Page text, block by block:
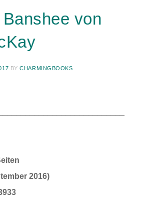
von
BYCHARMINGBOOKS
2016)